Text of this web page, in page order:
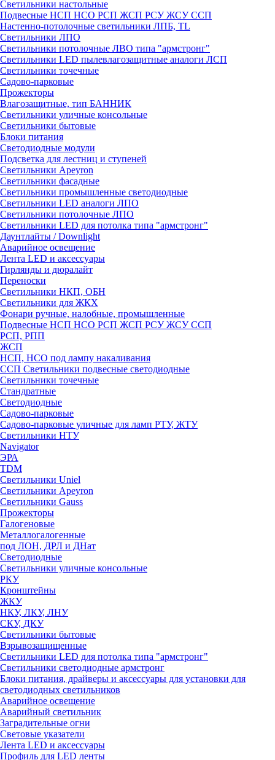
Светильники настольные
Подвесные НСП НСО РСП ЖСП РСУ ЖСУ ССП
Настенно-потолочные светильники ЛПБ, TL
Светильники ЛПО
Светильники потолочные ЛВО типа "армстронг"
Светильники LED пылевлагозащитные аналоги ЛСП
Светильники точечные
Садово-парковые
Прожекторы
Влагозащитные, тип БАННИК
Светильники уличные консольные
Светильники бытовые
Блоки питания
Светодиодные модули
Подсветка для лестниц и ступеней
Светильники Apeyron
Светильники фасадные
Светильники промышленные светодиодные
Светильники LED аналоги ЛПО
Светильники потолочные ЛПО
Светильники LED для потолка типа "армстронг"
Даунтлайты / Downlight
Аварийное освещение
Лента LED и аксессуары
Гирлянды и дюралайт
Переноски
Светильники НКП, ОБН
Светильники для ЖКХ
Фонари ручные, налобные, промышленные
Подвесные НСП НСО РСП ЖСП РСУ ЖСУ ССП
РСП, РПП
ЖСП
НСП, НСО под лампу накаливания
ССП Светильники подвесные светодиодные
Светильники точечные
Стандратные
Светодиодные
Садово-парковые
Садово-парковые уличные для ламп РТУ, ЖТУ
Светильники НТУ
Navigator
ЭРА
TDM
Светильники Uniel
Светильники Apeyron
Светильники Gauss
Прожекторы
Галогеновые
Металлогалогенные
под ЛОН, ДРЛ и ДНат
Светодиодные
Светильники уличные консольные
РКУ
Кронштейны
ЖКУ
НКУ, ЛКУ, ЛНУ
СКУ, ДКУ
Светильники бытовые
Взрывозащищенные
Светильники LED для потолка типа "армстронг"
Светильники светодиодные армстронг
Блоки питания, драйверы и аксессуары для установки для
светодиодных светильников
Аварийное освещение
Аварийный светильник
Заградительные огни
Световые указатели
Лента LED и аксессуары
Профиль для LED ленты